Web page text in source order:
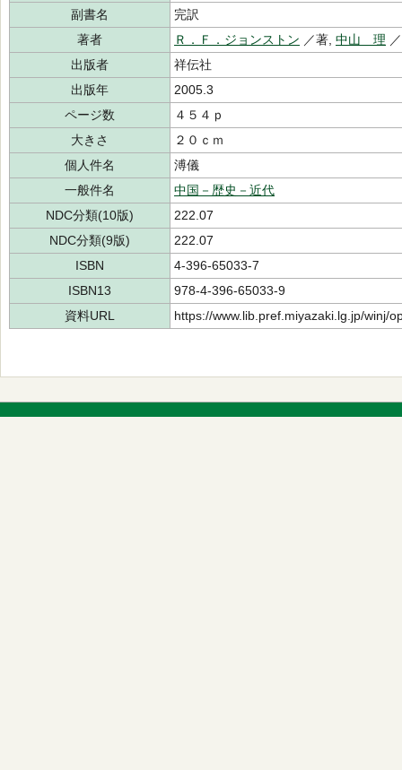
副書名
完訳
著者
Ｒ．Ｆ．ジョンストン ／著, 中山 理
出版者
祥伝社
出版年
2005.3
ページ数
４５４ｐ
大きさ
２０ｃｍ
個人件名
溥儀
一般件名
中国－歴史－近代
NDC分類(10版)
222.07
NDC分類(9版)
222.07
ISBN
4-396-65033-7
ISBN13
978-4-396-65033-9
資料URL
https://www.lib.pref.miyazaki.lg.jp/winj/